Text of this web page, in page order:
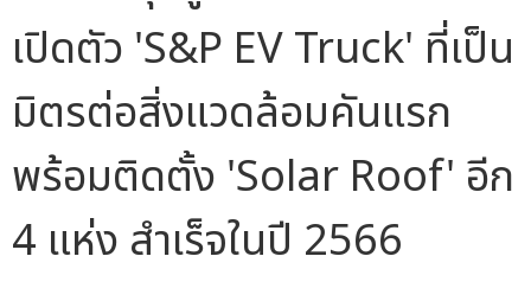
เปิดตัว 'S&P EV Truck' ที่เป็น
มิตรต่อสิ่งแวดล้อมคันแรก
พร้อมติดตั้ง 'Solar Roof' อีก
4 แห่ง สำเร็จในปี 2566